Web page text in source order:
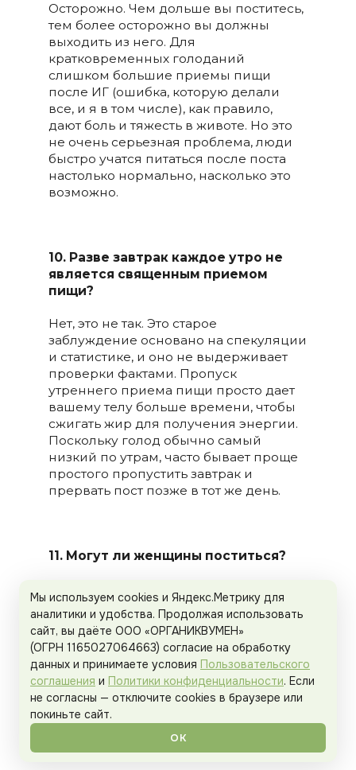
Осторожно. Чем дольше вы поститесь,
тем более осторожно вы должны
выходить из него. Для
кратковременных голоданий
слишком большие приемы пищи
после ИГ (ошибка, которую делали
все, и я в том числе), как правило,
дают боль и тяжесть в животе. Но это
не очень серьезная проблема, люди
быстро учатся питаться после поста
настолько нормально, насколько это
возможно.
10. Разве завтрак каждое утро не
является священным приемом
пищи?
Нет, это не так. Это старое
заблуждение основано на спекуляции
и статистике, и оно не выдерживает
проверки фактами. Пропуск
утреннего приема пищи просто дает
вашему телу больше времени, чтобы
сжигать жир для получения энергии.
Поскольку голод обычно самый
низкий по утрам, часто бывает проще
простого пропустить завтрак и
прервать пост позже в тот же день.
11. Могут ли женщины поститься?
исключение составляют женщины,
которые имеют недостаточный вес,
беременны или на грудном
вскармливании. Кроме этого, для них
нет особых причин, чтобы не
попробовать. Женщины имеют
проблемы во время поста, но такие
же, как у мужчин. Иногда женщины не
получают результата, которого они
хотят, но это происходит и с
Мы используем cookies и Яндекс.Метрику для
аналитики и удобства. Продолжая использовать
сайт, вы даёте ООО «ОРГАНИКВУМЕН»
(ОГРН 1165027064663) согласие на обработку
данных и принимаете условия Пользовательского
соглашения и Политики конфиденциальности. Если
не согласны — отключите cookies в браузере или
покиньте сайт.
ОК